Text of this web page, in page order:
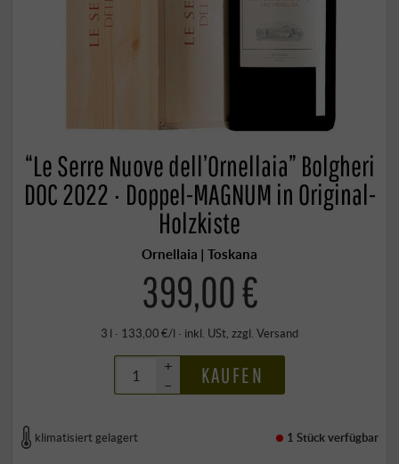
“Le Serre Nuove dell’Ornellaia” Bolgheri
DOC 2022 · Doppel-MAGNUM in Original-
Holzkiste
Ornellaia | Toskana
399,00 €
3 l · 133,00 €/l · inkl. USt, zzgl. Versand
+
–
KAUFEN
klimatisiert gelagert 1 Stückverfügbar